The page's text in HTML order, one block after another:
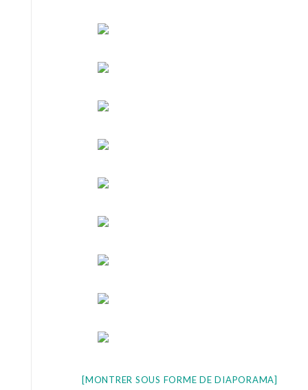
[MONTRER SOUS FORME DE DIAPORAMA]